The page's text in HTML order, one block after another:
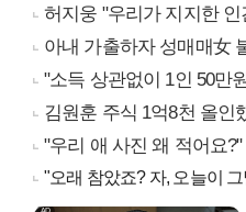
허지웅 "우리가 지지한 인간
아내 가출하자 성매매女
"소득 상관없이 1인 50만
김원훈 주식 1억8천 올
"우리 애 사진 왜 적어요
"오래 참았죠? 자, 오늘이